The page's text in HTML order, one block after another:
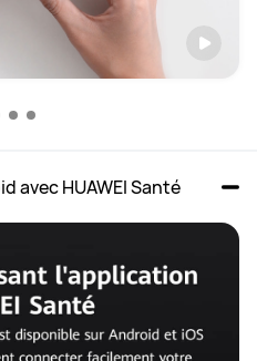
avec HUAWEI Santé